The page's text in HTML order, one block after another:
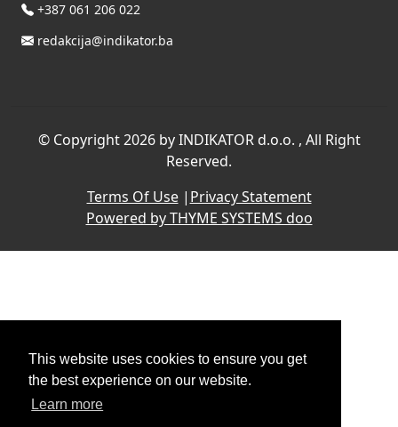
This website uses cookies to ensure you get
the best experience on our website.
Learn more
+387 061 206 022
redakcija@indikator.ba
© Copyright 2026 by INDIKATOR d.o.o. , All Right
Reserved.
Terms Of Use| Privacy Statement
Powered by THYME SYSTEMS doo